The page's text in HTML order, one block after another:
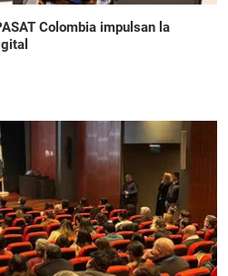
Colombia impulsan la